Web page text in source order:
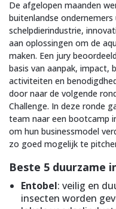
De afgelopen maanden
buitenlandse
schelpdierindustrie,
aan oplossingen om de
maken. Een jury
basis van aanpak, impact,
activiteiten en
door naar de volgende
Challenge. In deze ronde
team naar een bootcamp
om hun businessmodel
zo goed mogelijk te
Beste 5 duurzame
Entobel: veilig en
insecten worden